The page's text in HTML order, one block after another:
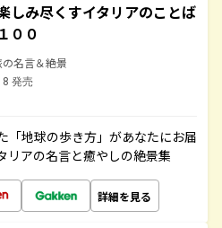
しみ尽くすイタリアのことば
００
の名言＆絶景
発売
「地球の歩き方」があなたにお届
リアの名言と癒やしの絶景集
詳細を見る